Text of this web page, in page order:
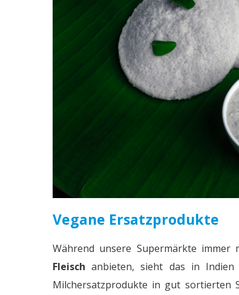
Vegane Ersatzprodukte
Während unsere Supermärkte immer
Fleisch anbieten, sieht das in
Milchersatzprodukte in gut sortierten